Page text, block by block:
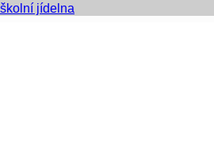
školní jídelna